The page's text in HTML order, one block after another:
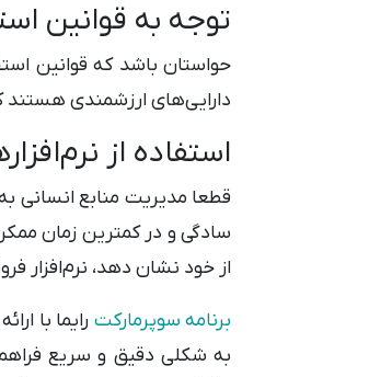
توجه به قوانین
حواستان باشد که قوانین
دارایی‌های ارزشمندی
استفاده از
قطعا مدیریت منابع انسانی
سادگی و در کمترین زمان
از خود نشان دهد، نرم‌افزار
برنامه سوپرمارکت رایما با
به شکلی دقیق و سریع فراهم